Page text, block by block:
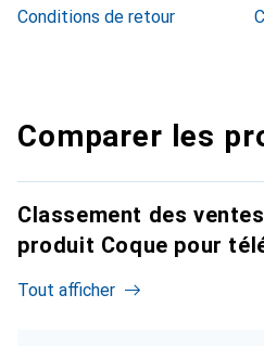
Conditions de retour
Comparer les
Classement des
produit Coque pour
Tout afficher